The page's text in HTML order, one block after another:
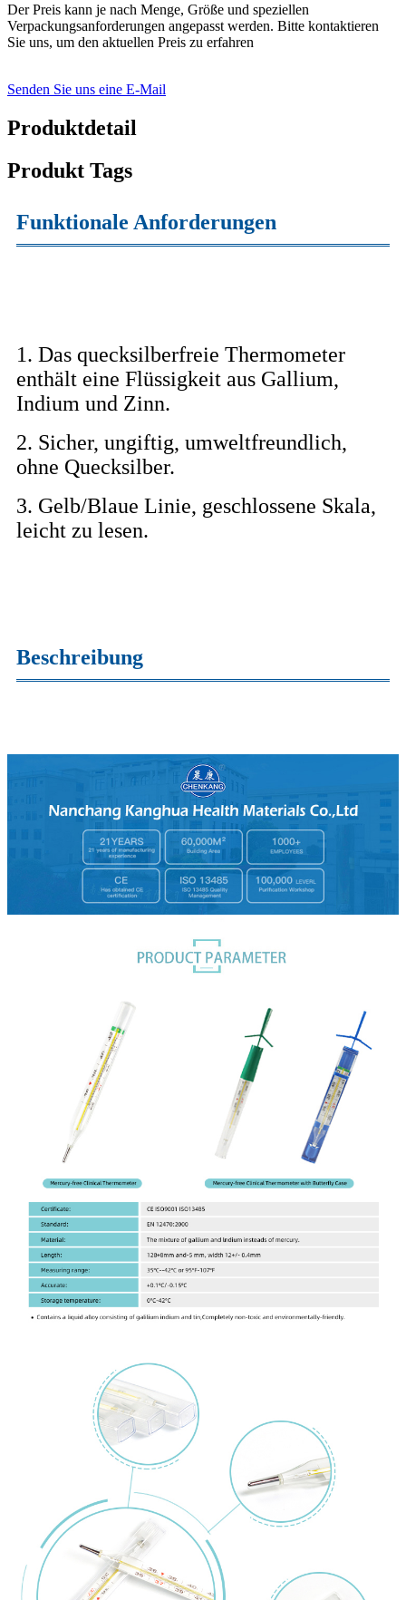
Der Preis kann je nach Menge, Größe und speziellen
Verpackungsanforderungen angepasst werden. Bitte kontaktieren
Sie uns, um den aktuellen Preis zu erfahren
Senden Sie uns eine E-Mail
Produktdetail
Produkt Tags
Funktionale Anforderungen
1. Das quecksilberfreie Thermometer
enthält eine Flüssigkeit aus Gallium,
Indium und Zinn.
2. Sicher, ungiftig, umweltfreundlich,
ohne Quecksilber.
3. Gelb/Blaue Linie, geschlossene Skala,
leicht zu lesen.
Beschreibung